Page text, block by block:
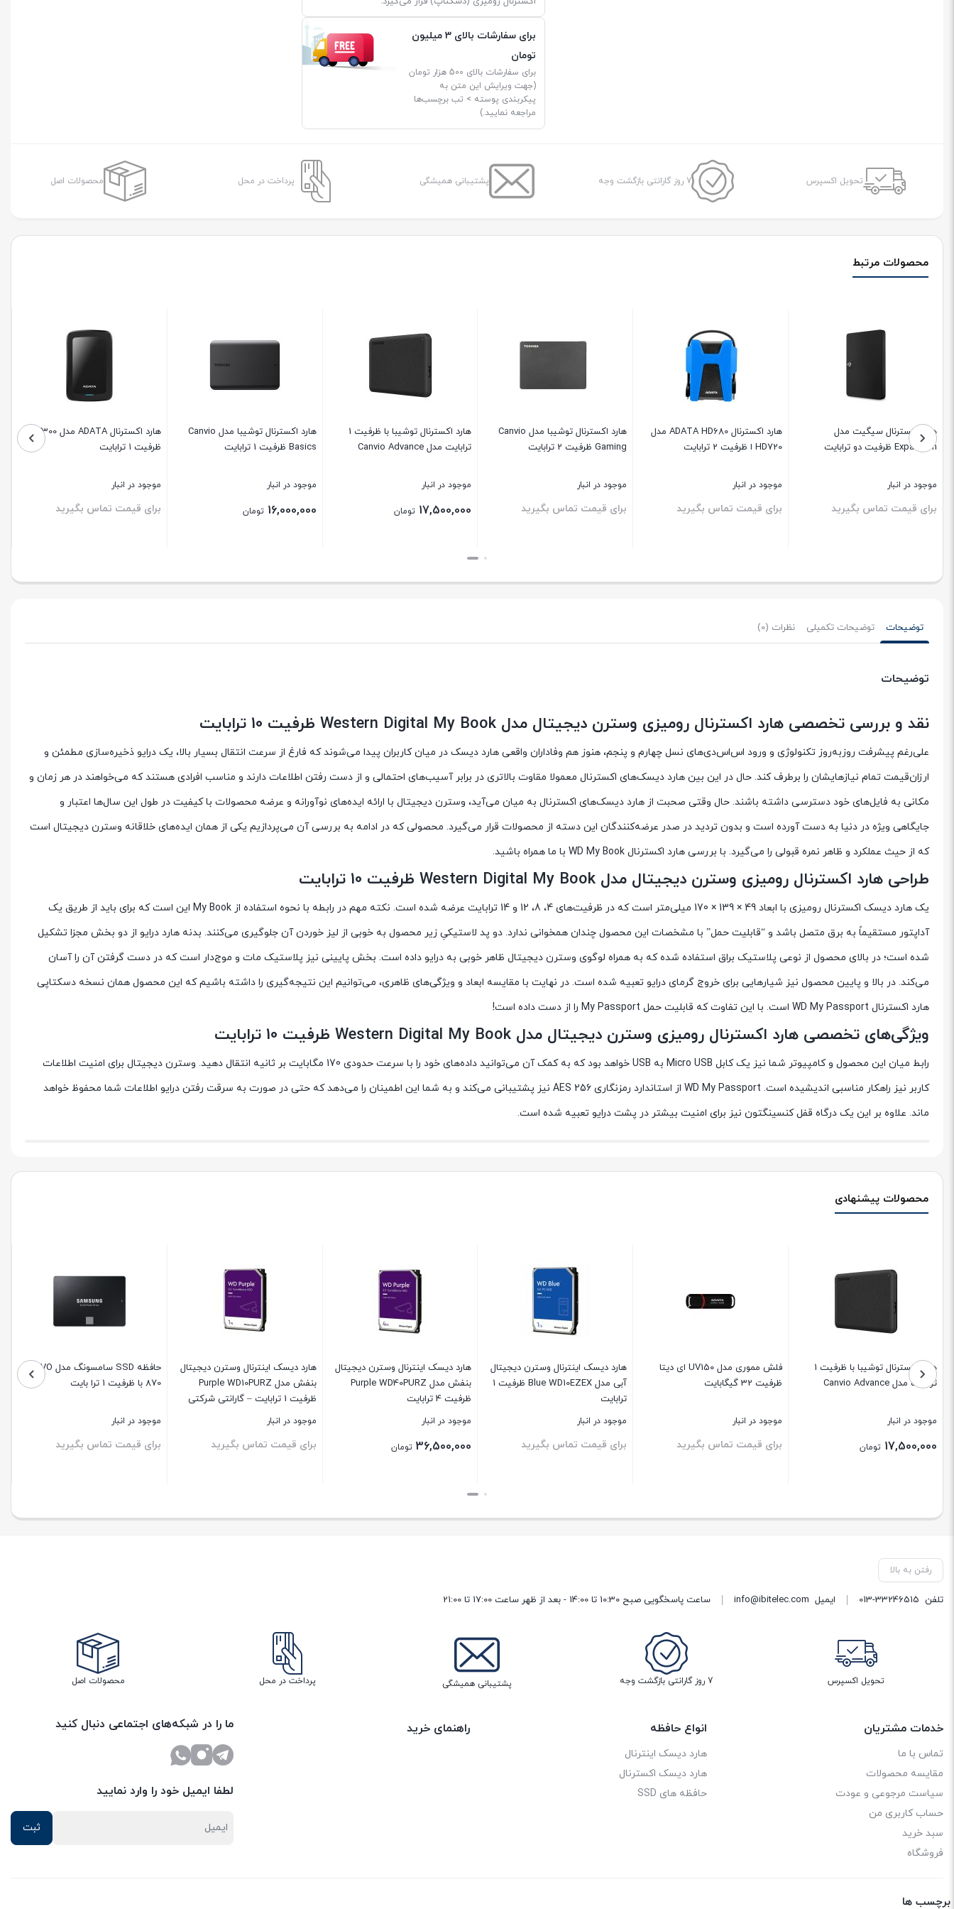
برای سفارشات بالای 3 میلیون
تومان
برای سفارشات بالای 500 هزار تومان
(جهت ویرایش این متن به
پیکربندی پوسته > تب برچسب‌ها
مراجعه نمایید.)
تحویل اکسپرس 7 روز گارانتی بازگشت وجه پشتیبانی همیشگی پرداخت در محل محصولات اصل
محصولات مرتبط
هارد اکسترنال سیگیت مدل
Expansion ظرفیت دو ترابایت
موجود در انبار
برای قیمت تماس بگیرید
هارد اکسترنال ADATA HD680 مدل
HD720 ا ظرفیت 2 ترابایت
موجود در انبار
برای قیمت تماس بگیرید
هارد اکسترنال توشیبا مدل Canvio
Gaming ظرفیت 2 ترابایت
موجود در انبار
برای قیمت تماس بگیرید
هارد اکسترنال توشیبا با ظرفیت 1
ترابایت مدل Canvio Advance
موجود در انبار
17,500,000 تومان
بستن
هارد اکسترنال توشیبا مدل Canvio
Basics ظرفیت 1 ترابایت
موجود در انبار
16,000,000 تومان
ظرفیت ۱ ترابایت
موجود در انبار
برای قیمت تماس بگیرید
توضیحات توضیحات تکمیلی نظرات (0)
توضیحات
نقد و بررسی تخصصی هارد اکسترنال رومیزی وسترن دیجیتال مدل Western Digital My Book ظرفیت 10 ترابایت
علی‌رغم پیشرفت روز‌به‌روز تکنولوژی و ورود اس‌اس‌دی‌های نسل چهارم و پنجم، هنوز هم وفاداران واقعی هارد دیسک در میان کاربران پیدا می‌شوند که فارغ از سرعت‌ انتقال بسیار بالا، یک درایو ذخیره‌سازی مطمئن و
ارزان‌قیمت تمام نیازهایشان را برطرف کند. حال در این بین هارد دیسک‌های اکسترنال معمولا مقاوت بالاتری در برابر آسیب‌های احتمالی و از دست رفتن اطلاعات دارند و مناسب افرادی هستند که می‌خواهند در هر زمان و
مکانی به فایل‌های خود دسترسی داشته باشند. حال وقتی صحبت از هارد دیسک‌های اکسترنال به میان می‌آید، وسترن دیجیتال با ارائه ایده‌های نوآورانه و عرضه محصولات با کیفیت در طول این سال‌ها اعتبار و
جایگاهی ویژه در دنیا به دست آورده است و بدون تردید در صدر عرضه‌کنندگان این دسته از محصولات قرار می‌گیرد. محصولی که در ادامه به بررسی آن می‌پردازیم یکی از همان ایده‌های خلاقانه وسترن دیجیتال است
که از حیث عملکرد و ظاهر نمره قبولی را می‌گیرد. با بررسی هارد اکسترنال WD My Book با ما همراه باشید.
طراحی هارد اکسترنال رومیزی وسترن دیجیتال مدل Western Digital My Book ظرفیت 10 ترابایت
یک هارد دیسک اکسترنال رومیزی با ابعاد 49 × 139 × 170 میلی‌متر است که در ظرفیت‌های 4، 8، 12 و 14 ترابایت عرضه شده است. نکته مهم در رابطه با نحوه استفاده از My Book این است که برای باید از طریق یک
آداپتور مستقیماً به برق متصل باشد و “قابلیت حمل” با مشخصات این محصول چندان همخوانی ندارد. دو پد لاستیکیِ زیر محصول به خوبی از لیز خوردن آن جلوگیری می‌کنند. بدنه هارد درایو از دو بخش مجزا تشکیل
شده است؛ در بالای محصول از نوعی پلاستیک براق استفاده شده که به همراه لوگوی وسترن دیجیتال ظاهر خوبی به درایو داده است. بخش پایینی نیز پلاستیک مات و موج‌دار است که در دست گرفتن آن را آسان
می‌کند. در بالا و پایین محصول نیز شیارهایی برای خروج گرمای درایو تعبیه شده است. در نهایت با مقایسه ابعاد و ویژگی‌های ظاهری، می‌توانیم این نتیجه‌گیری را داشته باشیم که این محصول همان نسخه دسکتاپی
هارد اکسترنال WD My Passport است. با این تفاوت که قابلیت حمل My Passport را از دست داده است!
ویژگی‌های تخصصی هارد اکسترنال رومیزی وسترن دیجیتال مدل Western Digital My Book ظرفیت 10 ترابایت
رابط میان این محصول و کامپیوتر شما نیز یک کابل Micro USB به USB خواهد بود که به کمک آن می‌توانید داده‌های خود را با سرعت حدودی 170 مگابایت بر ثانیه انتقال دهید. وسترن دیجیتال برای امنیت اطلاعات
کاربر نیز راهکار مناسبی اندیشیده است. WD My Passport از استاندارد رمزنگاری AES 256 نیز پشتیبانی می‌کند و به شما این اطمینان را می‌دهد که حتی در صورت به سرقت رفتن درایو اطلاعات شما محفوظ خواهد
ماند. علاوه بر این یک درگاه قفل کنسینگتون نیز برای امنیت بیشتر در پشت درایو تعبیه شده است.
محصولات پیشنهادی
هارد اکسترنال توشیبا با ظرفیت 1
ترابایت مدل Canvio Advance
موجود در انبار
17,500,000 تومان
فلش مموری مدل UV150 ای دیتا
ظرفیت 32 گیگابایت
موجود در انبار
برای قیمت تماس بگیرید
هارد دیسک اینترنال وسترن دیجیتال
آبی مدل Blue WD10EZEX ظرفیت 1
ترابایت
موجود در انبار
برای قیمت تماس بگیرید
هارد دیسک اینترنال وسترن دیجیتال
بنفش مدل Purple WD40PURZ
ظرفیت 4 ترابایت
موجود در انبار
36,500,000 تومان
بستن
هارد دیسک اینترنال وسترن دیجیتال
بنفش مدل Purple WD10PURZ
ظرفیت 1 ترابایت – گارانتی شرکتی
موجود در انبار
برای قیمت تماس بگیرید
حافظه SSD سامسونگ مدل EVO
870 با ظرفیت 1 ترا بایت
موجود در انبار
برای قیمت تماس بگیرید
رفتن به بالا
تلفن 013-33246515 ایمیل info@ibitelec.com ساعت پاسخگویی صبح 10:30 تا 14:00 - بعد از ظهر ساعت 17:00 تا 21:00
تحویل اکسپرس 7 روز گارانتی بازگشت وجه پشتیبانی همیشگی پرداخت در محل محصولات اصل
خدمات مشتریان
تماس با ما
مقایسه محصولات
سیاست مرجوعی و عودت
حساب کاربری من
سبد خرید
فروشگاه
انواع حافظه
هارد دیسک اینترنال
هارد دیسک اکسترنال
حافظه های SSD
راهنمای خرید ما را در شبکه‌های اجتماعی دنبال کنید
لطفا ایمیل خود را وارد نمایید
برچسب ها